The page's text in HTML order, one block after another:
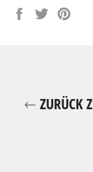
Auf
Auf
ZURÜCK